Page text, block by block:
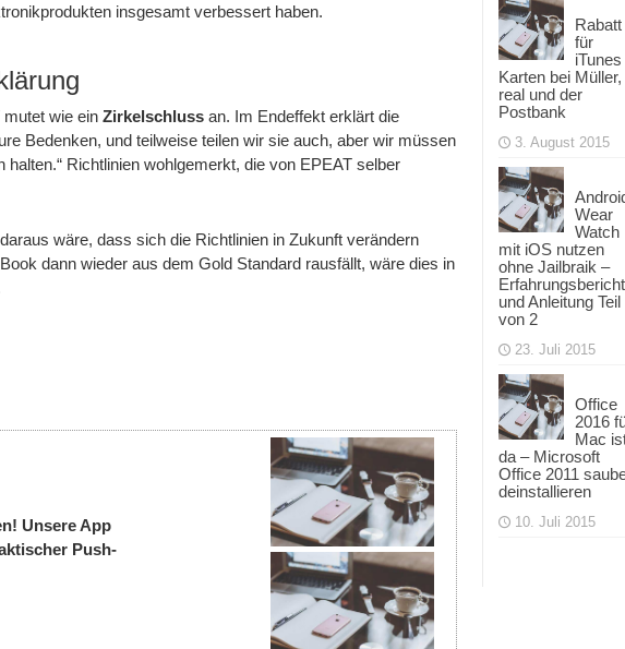
insgesamt verbessert haben.
wie ein Zirkelschluss an. Im Endeffekt erklärt die
Bedenken, und teilweise teilen wir sie auch, aber wir müssen
halten.“ Richtlinien wohlgemerkt, die von EPEAT selber
wäre, dass sich die Richtlinien in Zukunft verändern
dann wieder aus dem Gold Standard rausfällt, wäre dies in
Unsere App
Push-
Rabatt
für
iTunes
Karten bei Müller,
real und der
Postbank
3. August 2015
Wear
Watch
mit iOS nutzen
ohne Jailbraik –
Erfahrungsbericht
und Anleitung Teil
von 2
23. Juli 2015
Office
2016
Mac
da – Microsoft
Office 2011
deinstallieren
10. Juli 2015